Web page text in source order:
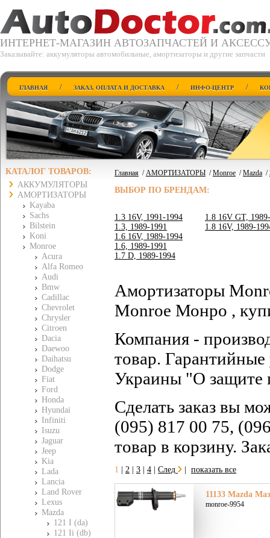
ИНТЕРНЕТ-МАГАЗИН АВТОЗАПЧАСТЕЙ И
Заказывайте: аккумуляторы автомобильные, амортизаторы и другие запчасти
ГЛАВНАЯ / ЗАКАЗ, ОПЛАТА И ДОСТАВКА / ИНФО-ЦЕНТР /
КАТАЛОГ ТОВАРОВ:
АККУМУЛЯТОРЫ
АМОРТИЗАТОРЫ
Kayaba
Sachs
Bilstein
Koni
Monroe
Acura
Alfa Romeo
Audi
Bmw
Cadillac
Chevrolet
Chrysler
Citroen
Dacia
Daewoo
Daihatsu
Dodge
Fiat
Ford
Honda
Hyundai
Infiniti
Isuzu
Jaguar
Jeep
Kia
Lada
Lancia
Land Rover
Lexus
Mazda
121 I (da)
121 Ii (db)
Главная /АМОРТИЗАТОРЫ /Monroe /Mazda /
ВЫБОР ПО БРЕНДАМ:
1.3 16V, 1991-1994
1.3, 1989-1991
1.6 16V, 1989-1994
1.6, 1989-1991
1.7 D, 1989-1994
1.8 16V GT,
1.8 16V, 1989-
Амортизаторы
Monroe Монро ,
Компания -
товар. Гарантийные
Украины "О защите
Сделать заказ вы
(095) 817 00 75,
товар в корзину.
1 2 3 4 След показать все
11133 Mazda
monroe-9954